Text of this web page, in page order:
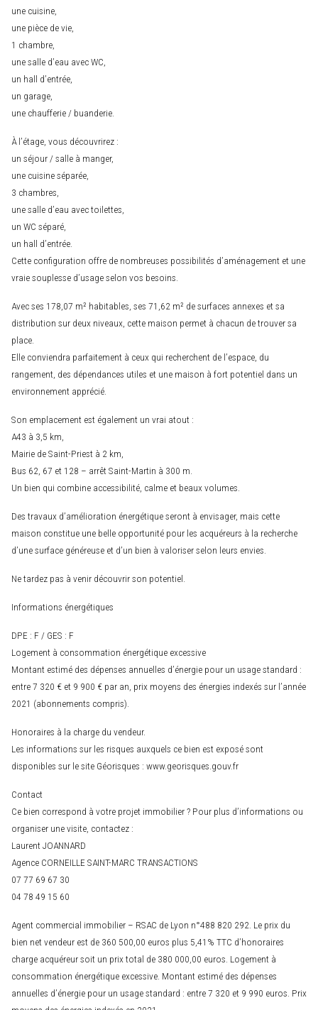
une cuisine,
une pièce de vie,
1 chambre,
une salle d’eau avec WC,
un hall d’entrée,
un garage,
une chaufferie / buanderie.
À l’étage, vous découvrirez :
un séjour / salle à manger,
une cuisine séparée,
3 chambres,
une salle d’eau avec toilettes,
un WC séparé,
un hall d’entrée.
Cette configuration offre de nombreuses possibilités d’aménagement et une
vraie souplesse d’usage selon vos besoins.
Avec ses 178,07 m² habitables, ses 71,62 m² de surfaces annexes et sa
distribution sur deux niveaux, cette maison permet à chacun de trouver sa
place.
Elle conviendra parfaitement à ceux qui recherchent de l’espace, du
rangement, des dépendances utiles et une maison à fort potentiel dans un
environnement apprécié.
Son emplacement est également un vrai atout :
A43 à 3,5 km,
Mairie de Saint-Priest à 2 km,
Bus 62, 67 et 128 – arrêt Saint-Martin à 300 m.
Un bien qui combine accessibilité, calme et beaux volumes.
Des travaux d’amélioration énergétique seront à envisager, mais cette
maison constitue une belle opportunité pour les acquéreurs à la recherche
d’une surface généreuse et d’un bien à valoriser selon leurs envies.
Ne tardez pas à venir découvrir son potentiel.
Informations énergétiques
DPE : F / GES : F
Logement à consommation énergétique excessive
Montant estimé des dépenses annuelles d’énergie pour un usage standard :
entre 7 320 € et 9 900 € par an, prix moyens des énergies indexés sur l’année
2021 (abonnements compris).
Honoraires à la charge du vendeur.
Les informations sur les risques auxquels ce bien est exposé sont
disponibles sur le site Géorisques : www.georisques.gouv.fr
Contact
Ce bien correspond à votre projet immobilier ? Pour plus d’informations ou
organiser une visite, contactez :
Laurent JOANNARD
Agence CORNEILLE SAINT-MARC TRANSACTIONS
07 77 69 67 30
04 78 49 15 60
Agent commercial immobilier – RSAC de Lyon n°488 820 292. Le prix du
bien net vendeur est de 360 500,00 euros plus 5,41% TTC d’honoraires
charge acquéreur soit un prix total de 380 000,00 euros. Logement à
consommation énergétique excessive. Montant estimé des dépenses
annuelles d’énergie pour un usage standard : entre 7 320 et 9 990 euros. Prix